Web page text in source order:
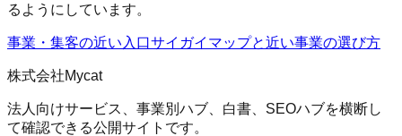
るようにしています。
事業・集客の近い入口サイガイマップと近い事業の選び方
株式会社Mycat
法人向けサービス、事業別ハブ、白書、SEOハブを横断し
て確認できる公開サイトです。